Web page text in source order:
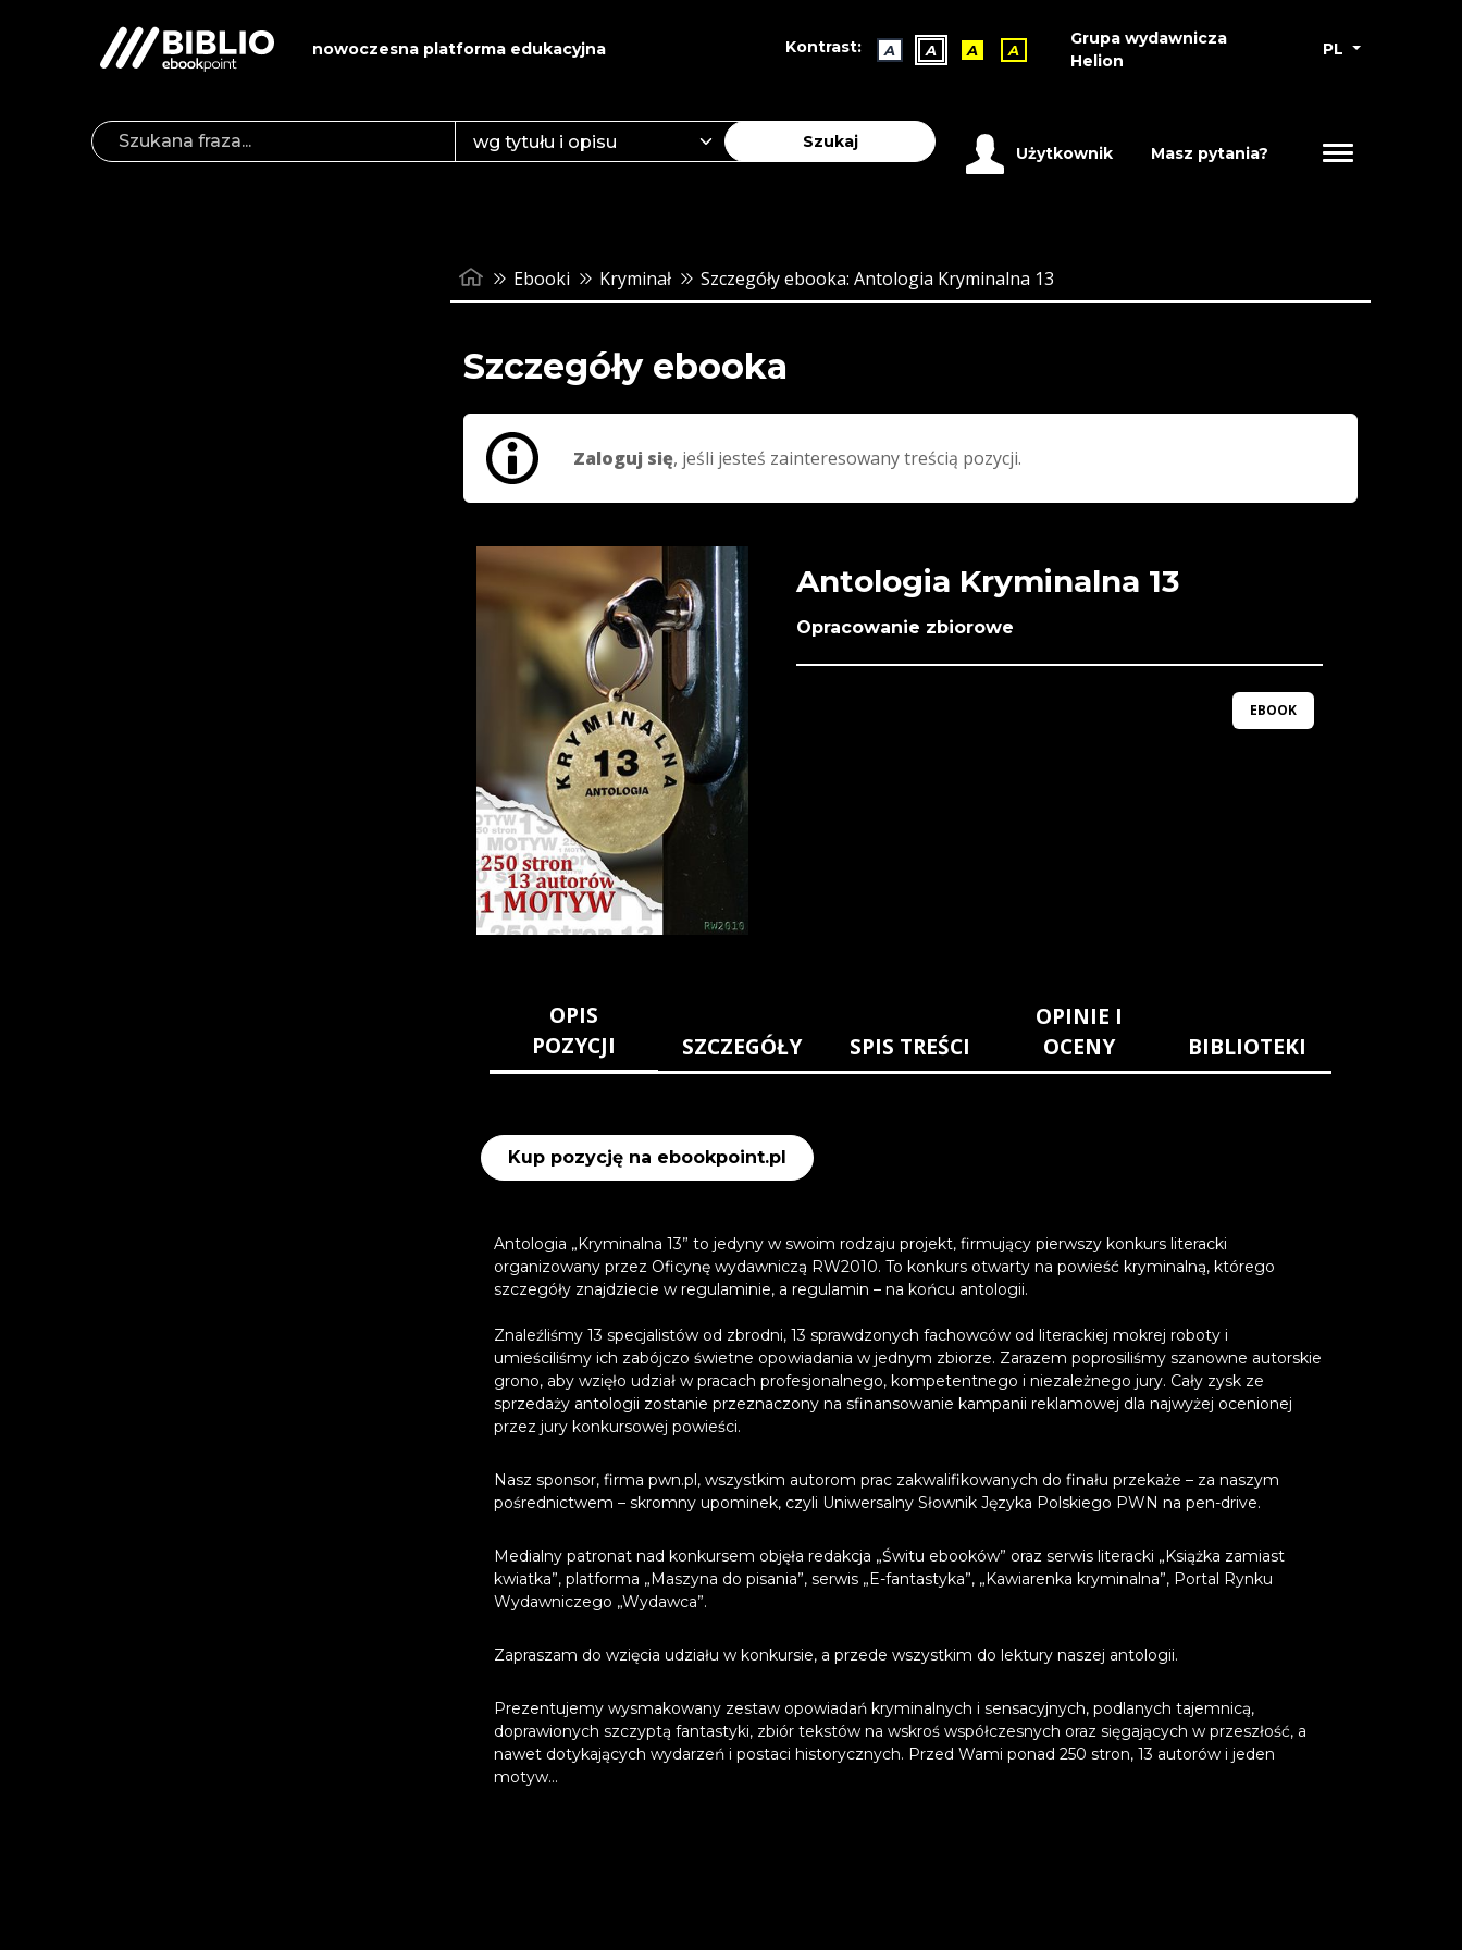
nowoczesna platforma edukacyjna Kontrast: A A A A
Grupa wydawnicza
Helion
PL
Szukaj
Użytkownik Masz pytania?
Ebooki Kryminał Szczegóły ebooka: Antologia Kryminalna 13
Szczegóły ebooka
Zaloguj się, jeśli jesteś zainteresowany treścią pozycji.
Antologia Kryminalna 13
Opracowanie zbiorowe
EBOOK
OPIS
POZYCJI
SZCZEGÓŁY SPIS TREŚCI
OPINIE I
OCENY
BIBLIOTEKI
Kup pozycję na ebookpoint.pl
Antologia „Kryminalna 13” to jedyny w swoim rodzaju projekt, firmujący pierwszy konkurs literacki
organizowany przez Oficynę wydawniczą RW2010. To konkurs otwarty na powieść kryminalną, którego
szczegóły znajdziecie w regulaminie, a regulamin – na końcu antologii.
Znaleźliśmy 13 specjalistów od zbrodni, 13 sprawdzonych fachowców od literackiej mokrej roboty i
umieściliśmy ich zabójczo świetne opowiadania w jednym zbiorze. Zarazem poprosiliśmy szanowne autorskie
grono, aby wzięło udział w pracach profesjonalnego, kompetentnego i niezależnego jury. Cały zysk ze
sprzedaży antologii zostanie przeznaczony na sfinansowanie kampanii reklamowej dla najwyżej ocenionej
przez jury konkursowej powieści.
Nasz sponsor, firma pwn.pl, wszystkim autorom prac zakwalifikowanych do finału przekaże – za naszym
pośrednictwem – skromny upominek, czyli Uniwersalny Słownik Języka Polskiego PWN na pen-drive.
Medialny patronat nad konkursem objęła redakcja „Świtu ebooków” oraz serwis literacki „Książka zamiast
kwiatka”, platforma „Maszyna do pisania”, serwis „E-fantastyka”, „Kawiarenka kryminalna”, Portal Rynku
Wydawniczego „Wydawca”.
Zapraszam do wzięcia udziału w konkursie, a przede wszystkim do lektury naszej antologii.
Prezentujemy wysmakowany zestaw opowiadań kryminalnych i sensacyjnych, podlanych tajemnicą,
doprawionych szczyptą fantastyki, zbiór tekstów na wskroś współczesnych oraz sięgających w przeszłość, a
nawet dotykających wydarzeń i postaci historycznych. Przed Wami ponad 250 stron, 13 autorów i jeden
motyw...